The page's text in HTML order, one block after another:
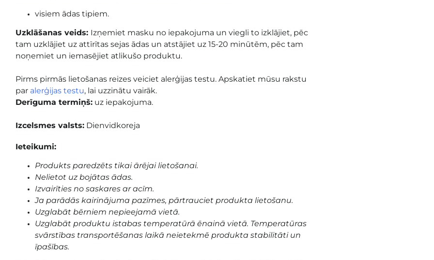
visiem ādas tipiem.
Uzklāšanas veids: Izņemiet masku no iepakojuma un viegli to izklājiet, pēc
tam uzklājiet uz attīrītas sejas ādas un atstājiet uz 15-20 minūtēm, pēc tam
noņemiet un iemasējiet atlikušo produktu.
Pirms pirmās lietošanas reizes veiciet alerģijas testu. Apskatiet mūsu rakstu
par alerģijas testu, lai uzzinātu vairāk.
Derīguma termiņš: uz iepakojuma.
Izcelsmes valsts: Dienvidkoreja
Ieteikumi:
Produkts paredzēts tikai ārējai lietošanai.
Nelietot uz bojātas ādas.
Izvairīties no saskares ar acīm.
Ja parādās kairinājuma pazīmes, pārtrauciet produkta lietošanu.
Uzglabāt bērniem nepieejamā vietā.
Uzglabāt produktu istabas temperatūrā ēnainā vietā. Temperatūras
svārstības transportēšanas laikā neietekmē produkta stabilitāti un
īpašības.